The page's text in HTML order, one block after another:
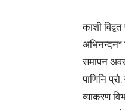
काशी
अभिनन्दन*
समापन
पाणिनि
व्याकरण